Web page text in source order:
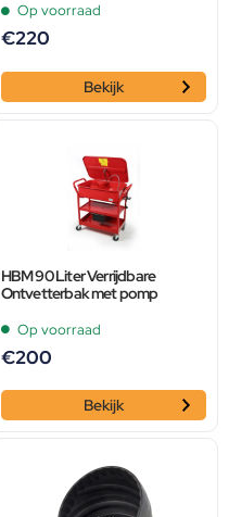
Op voorraad
€220
Bekijk
HBM 90 Liter Verrijdbare
Ontvetterbak met pomp
Op voorraad
€200
Bekijk